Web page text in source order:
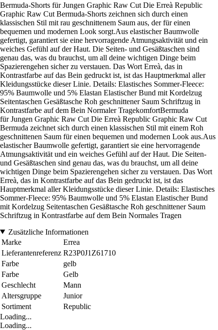
Bermuda-Shorts für Jungen Graphic Raw Cut Die Erreà Republic
Graphic Raw Cut Bermuda-Shorts zeichnen sich durch einen
klassischen Stil mit rau geschnittenem Saum aus, der für einen
bequemen und modernen Look sorgt.Aus elastischer Baumwolle
gefertigt, garantiert sie eine hervorragende Atmungsaktivität und ein
weiches Gefühl auf der Haut. Die Seiten- und Gesäßtaschen sind
genau das, was du brauchst, um all deine wichtigen Dinge beim
Spazierengehen sicher zu verstauen. Das Wort Erreà, das in
Kontrastfarbe auf das Bein gedruckt ist, ist das Hauptmerkmal aller
Kleidungsstücke dieser Linie. Details: Elastisches Sommer-Fleece:
95% Baumwolle und 5% Elastan Elastischer Bund mit Kordelzug
Seitentaschen Gesäßtasche Roh geschnittener Saum Schriftzug in
Kontrastfarbe auf dem Bein Normaler TragekomfortBermuda
für Jungen Graphic Raw Cut Die Erreà Republic Graphic Raw Cut
Bermuda zeichnet sich durch einen klassischen Stil mit einem Roh
geschnittenen Saum für einen bequemen und modernen Look aus.Aus
elastischer Baumwolle gefertigt, garantiert sie eine hervorragende
Atmungsaktivität und ein weiches Gefühl auf der Haut. Die Seiten-
und Gesäßtaschen sind genau das, was du brauchst, um all deine
wichtigen Dinge beim Spazierengehen sicher zu verstauen. Das Wort
Erreà, das in Kontrastfarbe auf das Bein gedruckt ist, ist das
Hauptmerkmal aller Kleidungsstücke dieser Linie. Details: Elastisches
Sommer-Fleece: 95% Baumwolle und 5% Elastan Elastischer Bund
mit Kordelzug Seitentaschen Gesäßtasche Roh geschnittener Saum
Schriftzug in Kontrastfarbe auf dem Bein Normales Tragen
Zusätzliche Informationen
Marke
Errea
Lieferantenreferenz R23P0J1Z61710
Farbe
gelb
Farbe
Gelb
Geschlecht
Mann
Altersgruppe
Junior
Sortiment
Republic
Loading...
Loading...